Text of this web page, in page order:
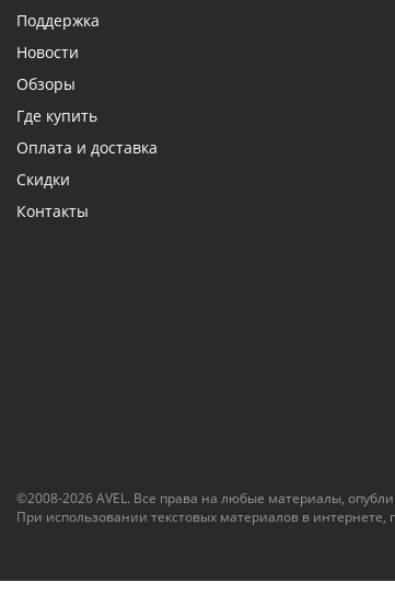
Поддержка
Новости
Обзоры
Где купить
Оплата и доставка
Скидки
Контакты
©2008-2026 AVEL. Все права на любые материалы,
При использовании текстовых материалов в